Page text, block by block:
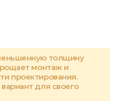
толщину
монтаж и
проектирования.
для своего